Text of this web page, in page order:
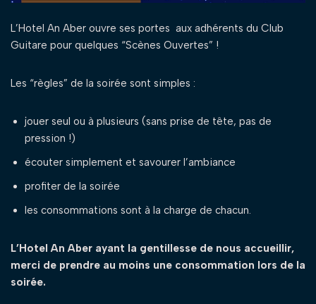
L’Hotel An Aber ouvre ses portes aux adhérents du Club
Guitare pour quelques “Scènes Ouvertes” !
Les “règles” de la soirée sont simples :
jouer seul ou à plusieurs (sans prise de tête, pas de
pression !)
écouter simplement et savourer l’ambiance
profiter de la soirée
les consommations sont à la charge de chacun.
L’Hotel An Aber ayant la gentillesse de nous accueillir,
merci de prendre au moins une consommation lors de la
soirée.